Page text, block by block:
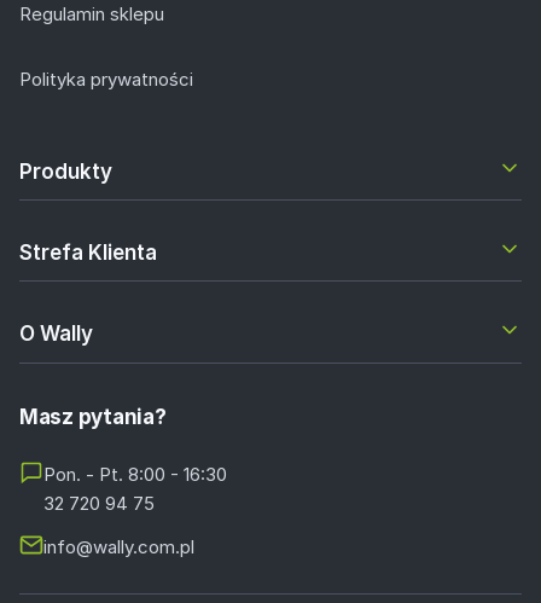
Regulamin sklepu
Polityka prywatności
Produkty
Strefa Klienta
O Wally
Masz pytania?
Pon. - Pt. 8:00 - 16:30
32 720 94 75
info@wally.com.pl